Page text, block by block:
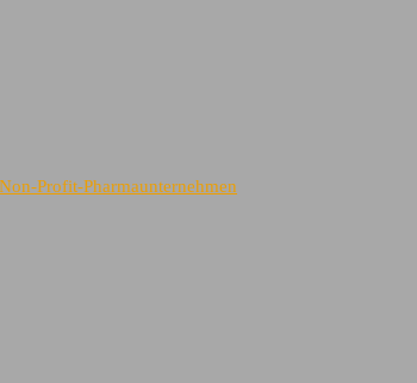
Profit-Pharmaunternehmen